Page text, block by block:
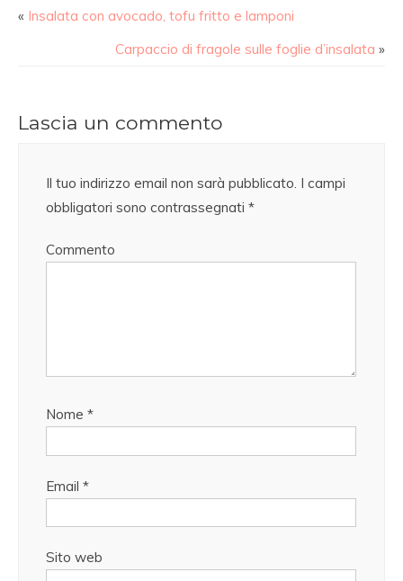
« Insalata con avocado, tofu fritto e lamponi
Carpaccio di fragole sulle foglie d’insalata »
Lascia un commento
Il tuo indirizzo email non sarà pubblicato. I campi
obbligatori sono contrassegnati *
Commento
Nome *
Email *
Sito web